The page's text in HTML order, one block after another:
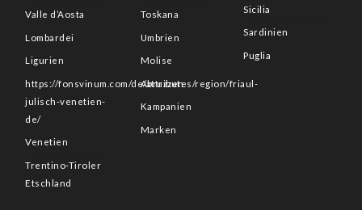
Valle d’Aosta
Lombardei
Ligurien
https://fonsvinum.com/de/attributes/region/friaul-
julisch-venetien-
de/
Venetien
Trentino-Tiroler
Etschland
Toskana
Umbrien
Molise
Abruzzen
Kampanien
Marken
Sicilia
Sardinien
Puglia